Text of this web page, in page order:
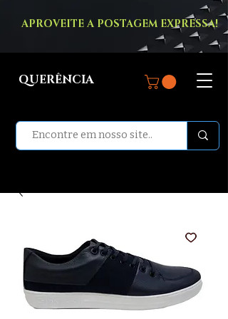
APROVEITE A POSTAGEM EXPRESSA!
QUERÊNCIA